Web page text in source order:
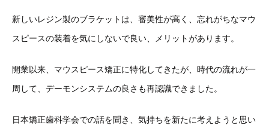
新しいレジン製のブラケットは、審美性が高く、忘れがちなマウ
スピースの装着を気にしないで良い、メリットがあります。
開業以来、マウスピース矯正に特化してきたが、時代の流れが一
周して、デーモンシステムの良さも再認識できました。
日本矯正歯科学会での話を聞き、気持ちを新たに考えようと思い